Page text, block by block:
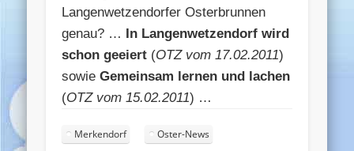
Langenwetzendorfer Osterbrunnen
genau? … In Langenwetzendorf wird
schon geeiert (OTZ vom 17.02.2011)
sowieGemeinsam lernen und lachen
(OTZ vom 15.02.2011) …
Merkendorf Oster-News